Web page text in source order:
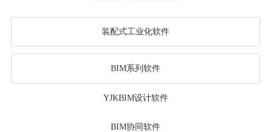
装配式工业化软件
BIM系列软件
YJKBIM设计软件
BIM协同软件